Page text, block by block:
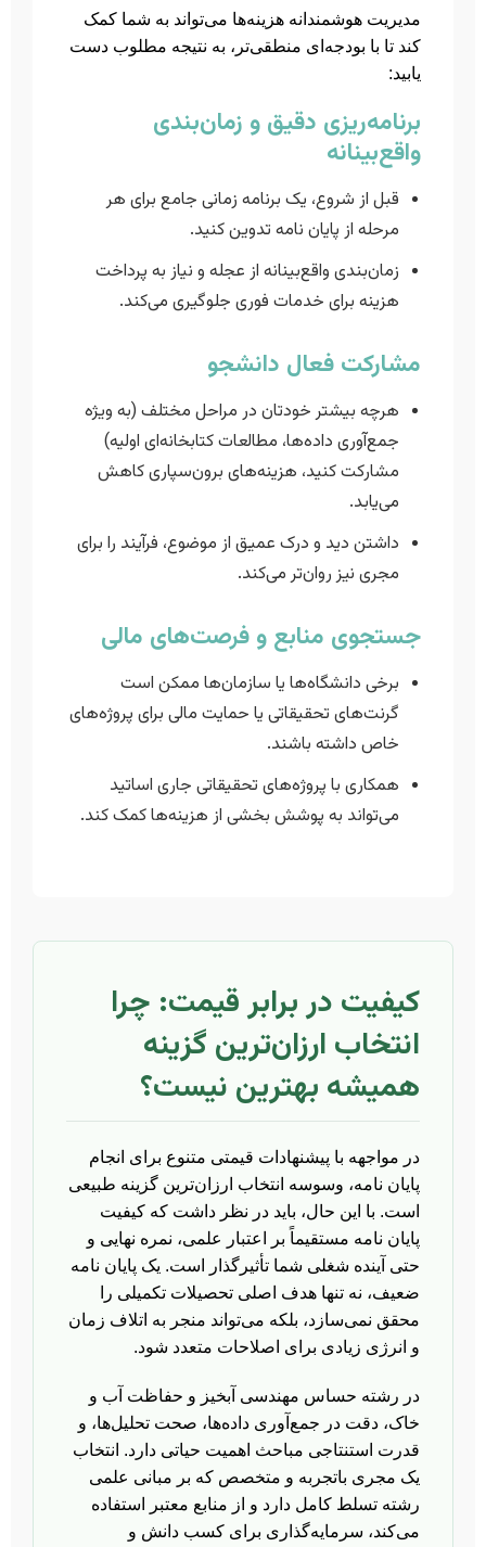
مدیریت هوشمندانه هزینه‌ها می‌تواند به شما کمک
کند تا با بودجه‌ای منطقی‌تر، به نتیجه مطلوب دست
یابید:
برنامه‌ریزی دقیق و زمان‌بندی
واقع‌بینانه
قبل از شروع، یک برنامه زمانی جامع برای هر
مرحله از پایان نامه تدوین کنید.
زمان‌بندی واقع‌بینانه از عجله و نیاز به پرداخت
هزینه برای خدمات فوری جلوگیری می‌کند.
مشارکت فعال دانشجو
هرچه بیشتر خودتان در مراحل مختلف (به ویژه
جمع‌آوری داده‌ها، مطالعات کتابخانه‌ای اولیه)
مشارکت کنید، هزینه‌های برون‌سپاری کاهش
می‌یابد.
داشتن دید و درک عمیق از موضوع، فرآیند را برای
مجری نیز روان‌تر می‌کند.
جستجوی منابع و فرصت‌های مالی
برخی دانشگاه‌ها یا سازمان‌ها ممکن است
گرنت‌های تحقیقاتی یا حمایت مالی برای پروژه‌های
خاص داشته باشند.
همکاری با پروژه‌های تحقیقاتی جاری اساتید
می‌تواند به پوشش بخشی از هزینه‌ها کمک کند.
کیفیت در برابر قیمت: چرا
انتخاب ارزان‌ترین گزینه
همیشه بهترین نیست؟
در مواجهه با پیشنهادات قیمتی متنوع برای انجام
پایان نامه، وسوسه انتخاب ارزان‌ترین گزینه طبیعی
است. با این حال، باید در نظر داشت که کیفیت
پایان نامه مستقیماً بر اعتبار علمی، نمره نهایی و
حتی آینده شغلی شما تأثیرگذار است. یک پایان نامه
ضعیف، نه تنها هدف اصلی تحصیلات تکمیلی را
محقق نمی‌سازد، بلکه می‌تواند منجر به اتلاف زمان
و انرژی زیادی برای اصلاحات متعدد شود.
در رشته حساس مهندسی آبخیز و حفاظت آب و
خاک، دقت در جمع‌آوری داده‌ها، صحت تحلیل‌ها، و
قدرت استنتاجی مباحث اهمیت حیاتی دارد. انتخاب
یک مجری باتجربه و متخصص که بر مبانی علمی
رشته تسلط کامل دارد و از منابع معتبر استفاده
می‌کند، سرمایه‌گذاری برای کسب دانش و